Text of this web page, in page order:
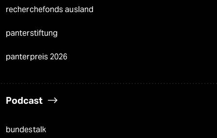
recherchefonds ausland
panterstiftung
panterpreis 2026
Podcast
bundestalk